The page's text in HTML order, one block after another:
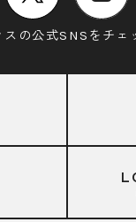
の公式SNSをチェ